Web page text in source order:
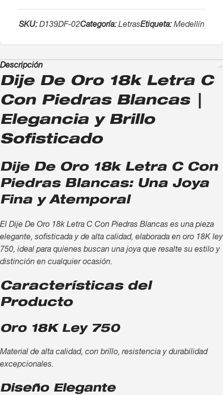
SKU:D139DF-02Categoría: LetrasEtiqueta: Medellín
Descripción
Dije De Oro 18k Letra C
Con Piedras Blancas |
Elegancia y Brillo
Sofisticado
Dije De Oro 18k Letra C Con
Piedras Blancas: Una Joya
Fina y Atemporal
El Dije De Oro 18k Letra C Con Piedras Blancas es una pieza
elegante, sofisticada y de alta calidad, elaborada en oro 18K ley
750, ideal para quienes buscan una joya que resalte su estilo y
distinción en cualquier ocasión.
Características del
Producto
Oro 18K Ley 750
Material de alta calidad, con brillo, resistencia y durabilidad
excepcionales.
Diseño Elegante